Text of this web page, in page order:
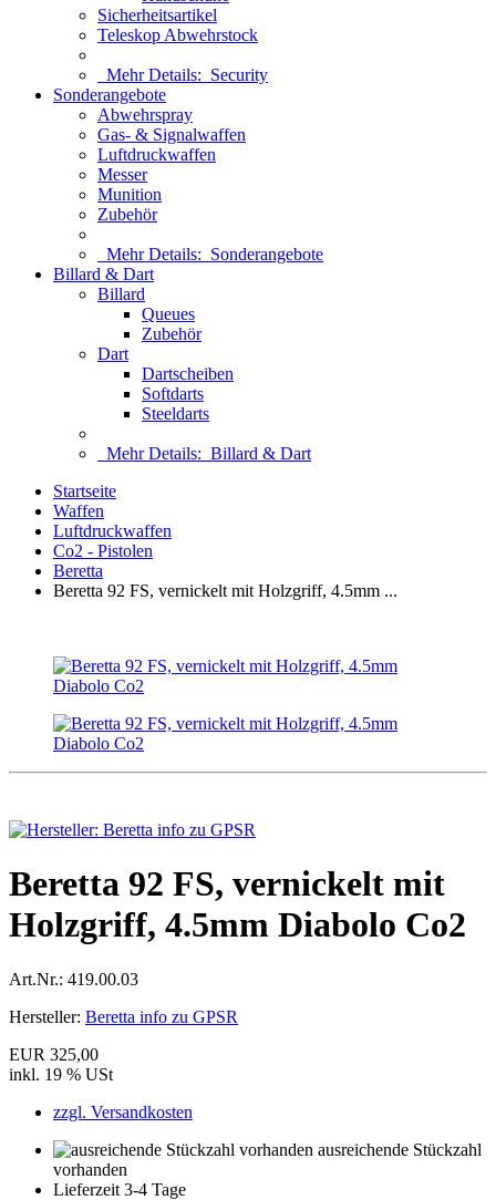
Sicherheitsartikel
Teleskop Abwehrstock
Mehr Details: Security
Sonderangebote
Abwehrspray
Gas- & Signalwaffen
Luftdruckwaffen
Messer
Munition
Zubehör
Mehr Details: Sonderangebote
Billard & Dart
Billard
Queues
Zubehör
Dart
Dartscheiben
Softdarts
Steeldarts
Mehr Details: Billard & Dart
Startseite
Waffen
Luftdruckwaffen
Co2 - Pistolen
Beretta
Beretta 92 FS, vernickelt mit Holzgriff, 4.5mm ...
Beretta 92 FS, vernickelt mit
Holzgriff, 4.5mm Diabolo Co2
Art.Nr.: 419.00.03
Hersteller: Beretta info zu GPSR
EUR 325,00
inkl. 19 % USt
zzgl. Versandkosten
ausreichende Stückzahl
vorhanden
Lieferzeit 3-4 Tage